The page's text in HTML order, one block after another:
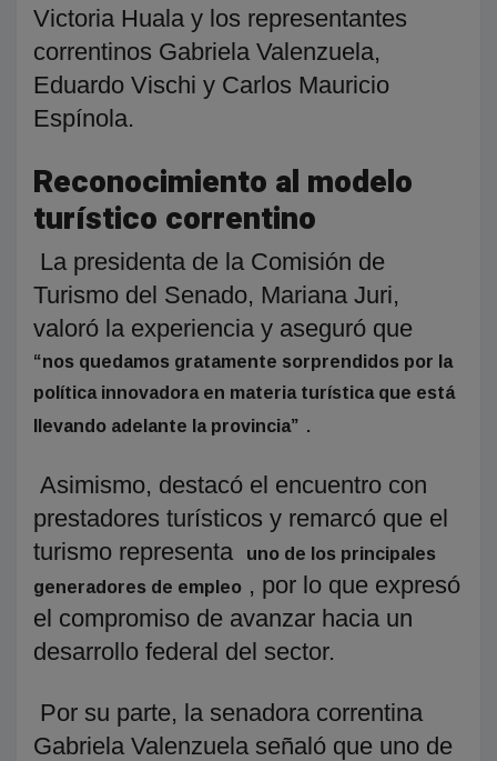
Victoria Huala y los representantes
correntinos Gabriela Valenzuela,
Eduardo Vischi y Carlos Mauricio
Espínola.
Reconocimiento al modelo
turístico correntino
La presidenta de la Comisión de
Turismo del Senado, Mariana Juri,
valoró la experiencia y aseguró que
“nos quedamos gratamente sorprendidos por la
política innovadora en materia turística que está
llevando adelante la provincia” .
Asimismo, destacó el encuentro con
prestadores turísticos y remarcó que el
turismo representa
uno de los principales
generadores de empleo , por lo que expresó
el compromiso de avanzar hacia un
desarrollo federal del sector.
Por su parte, la senadora correntina
Gabriela Valenzuela señaló que uno de